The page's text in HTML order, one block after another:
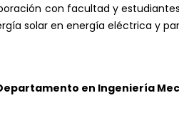
con facultad y
solar en energía eléctrica y
en Ingeniería